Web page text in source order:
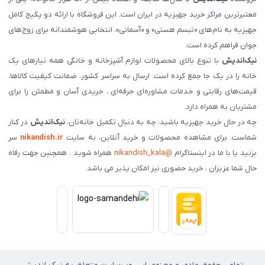
معتبرترین مراکز خرید جهیزیه در ایران است. این فروشگاه با ارائه دو پکیج کامل
جهیزیه به نام‌های «تبسم هستی» و «آسمانی»، انتخابی هوشمندانه برای زوج‌های
جوان فراهم کرده است.
نیک‌اندیش با تنوع بالای محصولات لوازم آشپزخانه و خانگی همه نیازهای یک
خانه را در یک جا جمع کرده است. ارسال به سراسر کشور، ضمانت کیفیت کالاها،
قیمت‌های رقابتی و خدمات مشاوره‌ای حرفه‌ای ، خریدی آسان و مطمئن را برای
مشتریان به همراه دارد.
چه در حال خرید جهیزیه باشید، چه به دنبال تکمیل خانه‌تان،نیک‌اندیش در کنار
شماست. برای مشاهده محصولات و خرید آنلاین، به سایت nikandish.ir سر
بزنید یا با ما در اینستاگرام @nikandish_kala
همراه شوید . همچنین جهت رفاه
حال شما عزیزان ، خرید حضوری نیز امکان پذیر می باشد.